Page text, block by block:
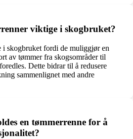
viktige i skogbruket?
i skogbruket fordi de muliggjør en
av tømmer fra skogsområder til
Dette bidrar til å redusere
sammenlignet med andre
en tømmerrenne for å